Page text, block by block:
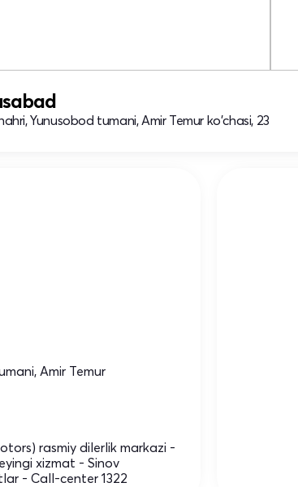
Yunusobod tumani, Amir Temur ko'chasi, 23
Amir Temur
rasmiy dilerlik markazi -
xizmat - Sinov
- Call-center 1322